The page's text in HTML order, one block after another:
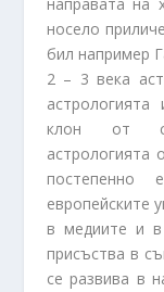
носело
бил например
2 – 3 века
клон от
астрологията
постепенно
европейските
в медиите и
присъства в
се развива в